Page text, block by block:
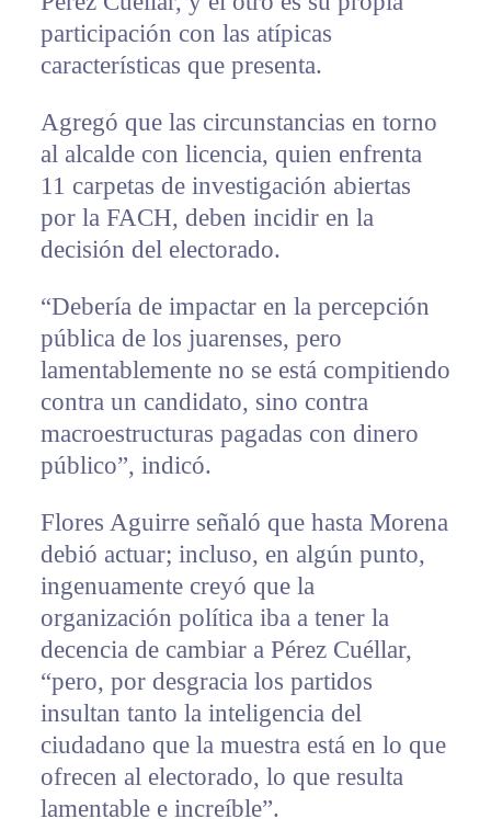
participación con las atípicas
características que presenta.
Agregó que las circunstancias en torno
al alcalde con licencia, quien enfrenta
11 carpetas de investigación abiertas
por la FACH, deben incidir en la
decisión del electorado.
“Debería de impactar en la percepción
pública de los juarenses, pero
lamentablemente no se está compitiendo
contra un candidato, sino contra
macroestructuras pagadas con dinero
público”, indicó.
Flores Aguirre señaló que hasta Morena
debió actuar; incluso, en algún punto,
ingenuamente creyó que la
organización política iba a tener la
decencia de cambiar a Pérez Cuéllar,
“pero, por desgracia los partidos
insultan tanto la inteligencia del
ciudadano que la muestra está en lo que
ofrecen al electorado, lo que resulta
lamentable e increíble”.